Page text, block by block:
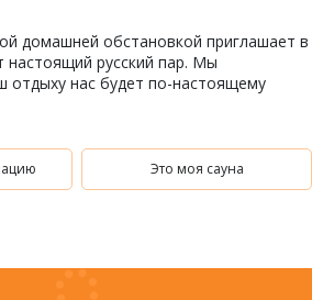
домашней обстановкой приглашает в
настоящий русский пар. Мы
отдыху нас будет по-настоящему
Это моя сауна